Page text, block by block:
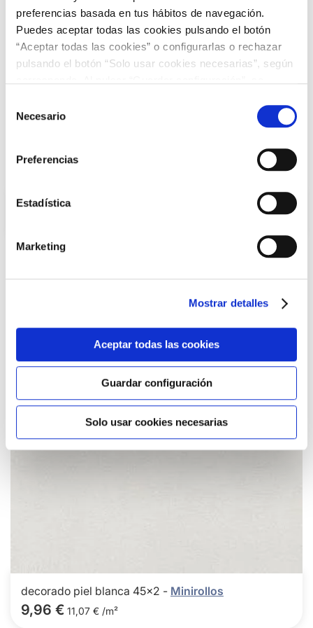
preferencias basada en tus hábitos de navegación.
Puedes aceptar todas las cookies pulsando el botón
“Aceptar todas las cookies” o configurarlas o rechazar
pulsando el botón “Solo usar cookies necesarias”, según
no has seleccionado ninguna opción, pulsar este botón
equivaldrá a rechazar todas las cookies. Si deseas
obtener más información consulta nuestra Política de
Cookiesaquí
Necesario
Preferencias
Estadística
Marketing
Mostrar detalles
Aceptar todas las cookies
Guardar configuración
Solo usar cookies necesarias
Decorado Bahia 45x2 -
los
decorado piel blanca 45x2 - Minirollos
9,96 € 11,07 € /m²